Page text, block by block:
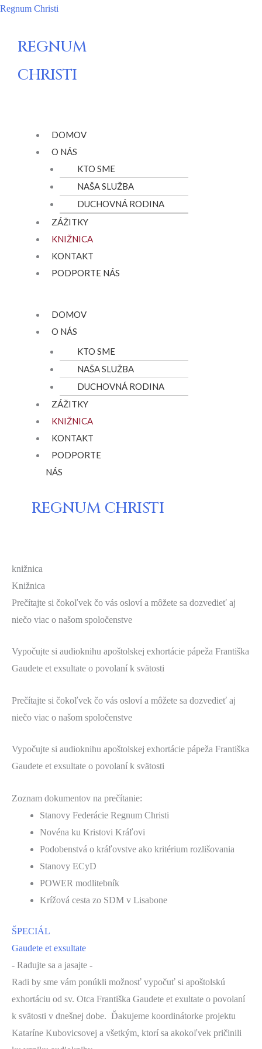
Preskočiť
obsah
Regnum Christi
REGNUM
CHRISTI
DOMOV
O NÁS
KTO SME
NAŠA SLUŽBA
DUCHOVNÁ RODINA
ZÁŽITKY
KNIŽNICA
KONTAKT
PODPORTE NÁS
DOMOV
O NÁS
KTO SME
NAŠA SLUŽBA
DUCHOVNÁ RODINA
ZÁŽITKY
KNIŽNICA
KONTAKT
PODPORTE
NÁS
REGNUM CHRISTI
knižnica
Knižnica
Prečítajte si čokoľvek čo vás osloví a môžete sa dozvedieť aj
niečo viac o našom spoločenstve
Vypočujte si audioknihu apoštolskej exhortácie pápeža Františka
Gaudete et exsultate o povolaní k svätosti
Prečítajte si čokoľvek čo vás osloví a môžete sa dozvedieť aj
niečo viac o našom spoločenstve
Vypočujte si audioknihu apoštolskej exhortácie pápeža Františka
Gaudete et exsultate o povolaní k svätosti
Zoznam dokumentov na prečítanie:
Stanovy Federácie Regnum Christi
Novéna ku Kristovi Kráľovi
Podobenstvá o kráľovstve ako kritérium rozlišovania
Stanovy ECyD
POWER modlitebník
Krížová cesta zo SDM v Lisabone
ŠPECIÁL
Gaudete et exsultate​
- Radujte sa a jasajte -
Radi by sme vám ponúkli možnosť vypočuť si apoštolskú
exhortáciu od sv. Otca Františka Gaudete et exultate o povolaní
k svätosti v dnešnej dobe. Ďakujeme koordinátorke projektu
Kataríne Kubovicsovej a všetkým, ktorí sa akokoľvek pričinili